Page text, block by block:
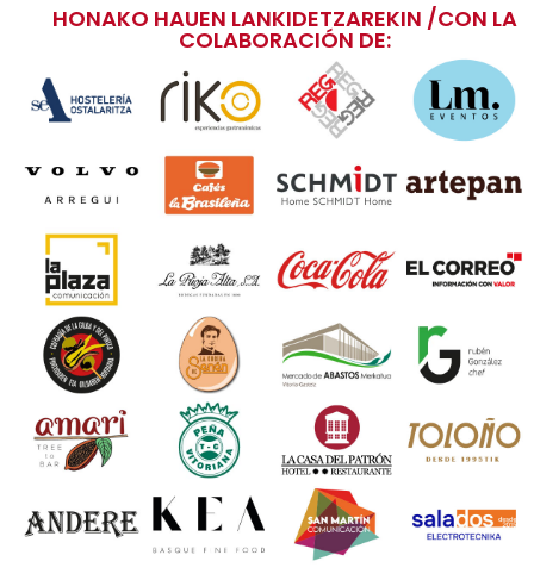
HONAKO HAUEN LANKIDETZAREKIN /CON LA
COLABORACIÓN DE: